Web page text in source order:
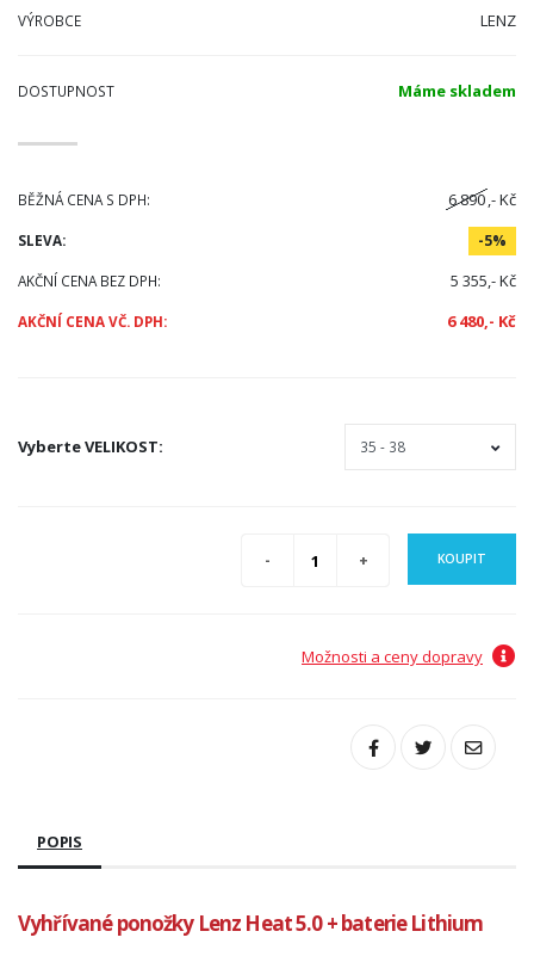
VÝROBCE LENZ
DOSTUPNOST Máme skladem
BĚŽNÁ CENA S DPH: 6 890,- Kč
SLEVA: -5%
AKČNÍ CENA BEZ DPH: 5 355,- Kč
AKČNÍ CENA VČ. DPH: 6 480,- Kč
VyberteVELIKOST:
KOUPIT
Možnosti a ceny dopravy
POPIS
Vyhřívané ponožky Lenz Heat 5.0 + baterie Lithium